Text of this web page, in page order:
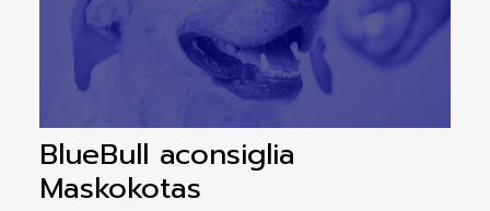
BlueBull aconsiglia
Maskokotas